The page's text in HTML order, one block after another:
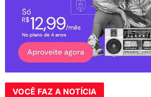
VOCÊ FAZ A NOTÍCIA